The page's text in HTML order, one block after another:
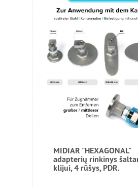
MIDIAR "HEXAGONAL"
adapterių rinkinys
klijui, 4 rūšys, PDR.